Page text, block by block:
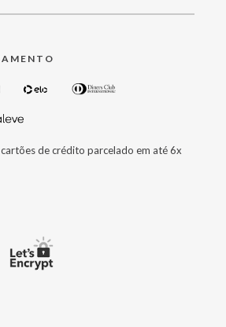
de crédito parcelado em até 6x